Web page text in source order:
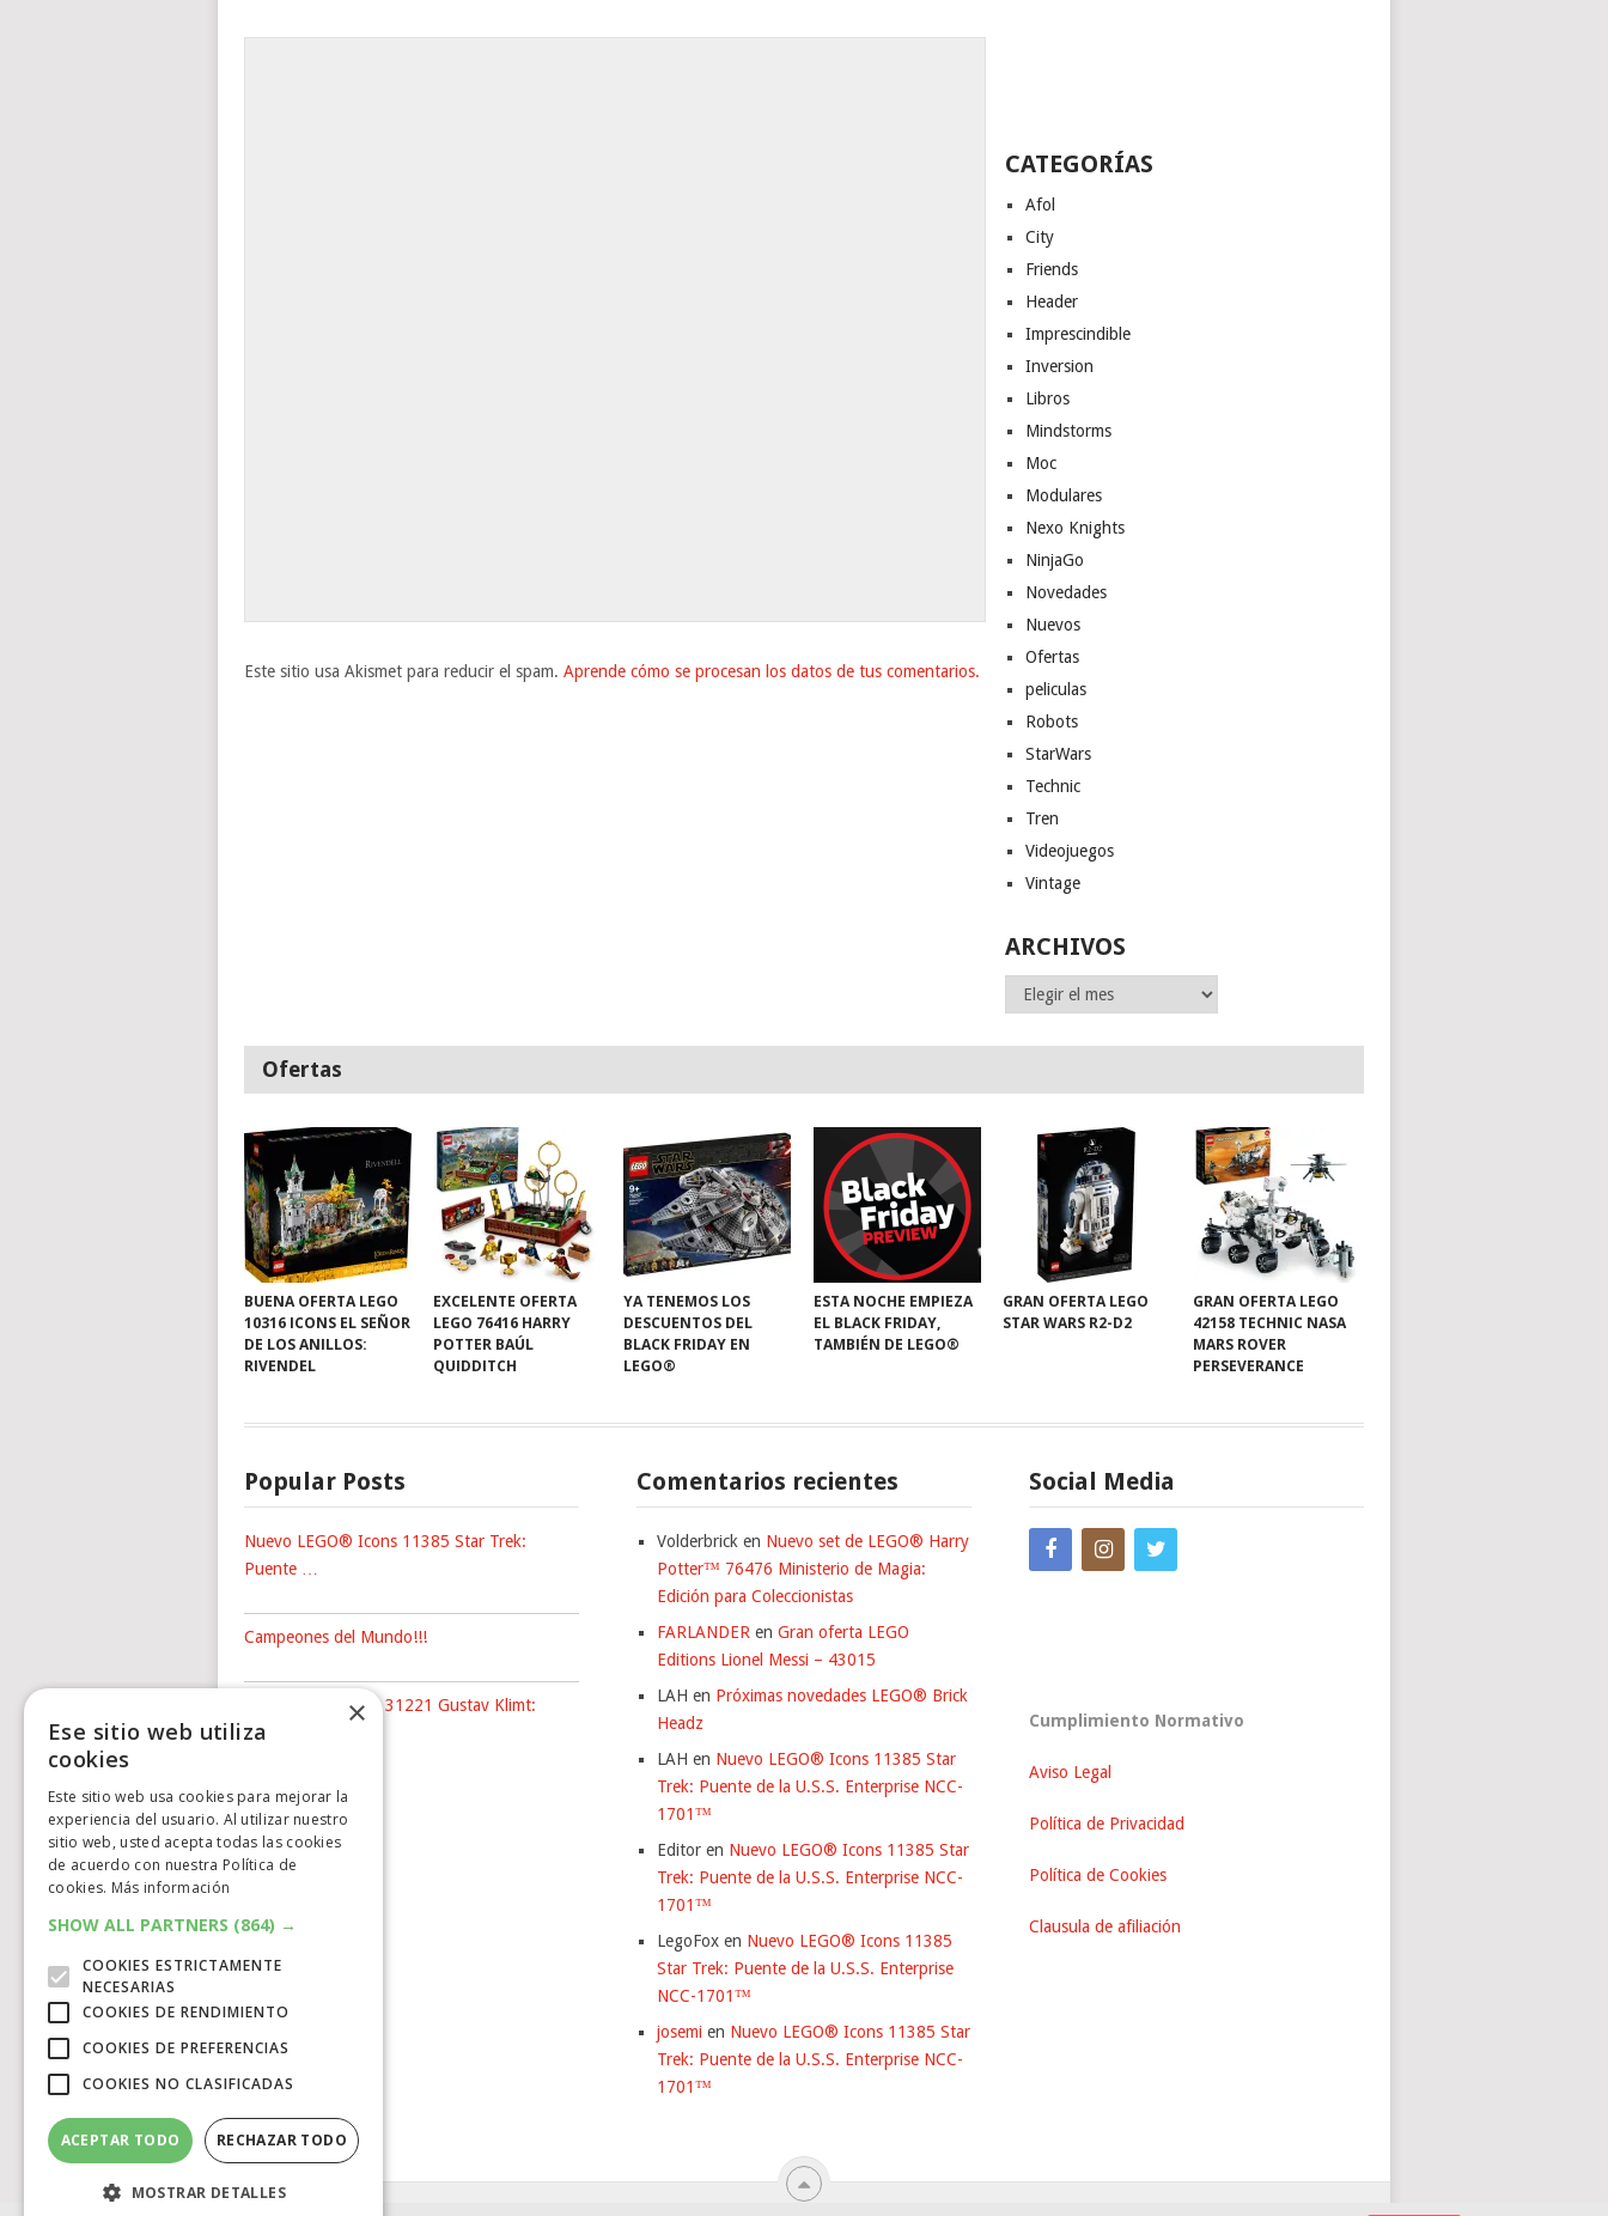
Este sitio usa Akismet para reducir el spam. Aprende cómo se procesan los datos de tus comentarios.
CATEGORÍAS
Afol
City
Friends
Header
Imprescindible
Inversion
Libros
Mindstorms
Moc
Modulares
Nexo Knights
NinjaGo
Novedades
Nuevos
Ofertas
peliculas
Robots
StarWars
Technic
Tren
Videojuegos
Vintage
ARCHIVOS
Archivos
Ofertas
BUENA OFERTA LEGO
10316 ICONS EL SEÑOR
DE LOS ANILLOS:
RIVENDEL
EXCELENTE OFERTA
LEGO 76416 HARRY
POTTER BAÚL
QUIDDITCH
YA TENEMOS LOS
DESCUENTOS DEL
BLACK FRIDAY EN
LEGO®
ESTA NOCHE EMPIEZA
EL BLACK FRIDAY,
TAMBIÉN DE LEGO®
GRAN OFERTA LEGO
STAR WARS R2-D2
GRAN OFERTA LEGO
42158 TECHNIC NASA
MARS ROVER
PERSEVERANCE
Popular Posts
Nuevo LEGO® Icons 11385 Star Trek:
Puente …
Campeones del Mundo!!!
Nuevo LEGO® Art 31221 Gustav Klimt:
The …
Comentarios recientes
Volderbrick en Nuevo set de LEGO® Harry
Potter™ 76476 Ministerio de Magia:
Edición para Coleccionistas
FARLANDER en Gran oferta LEGO
Editions Lionel Messi – 43015
LAH en Próximas novedades LEGO® Brick
Headz
LAH en Nuevo LEGO® Icons 11385 Star
Trek: Puente de la U.S.S. Enterprise NCC-
1701™
Editoren Nuevo LEGO® Icons 11385 Star
Trek: Puente de la U.S.S. Enterprise NCC-
1701™
LegoFoxen Nuevo LEGO® Icons 11385
Star Trek: Puente de la U.S.S. Enterprise
NCC-1701™
josemi en Nuevo LEGO® Icons 11385 Star
Trek: Puente de la U.S.S. Enterprise NCC-
1701™
Social Media
Cumplimiento Normativo
Aviso Legal
Política de Privacidad
Política de Cookies
Clausula de afiliación
×
Ese sitio web utiliza
cookies
Este sitio web usa cookies para mejorar la
experiencia del usuario. Al utilizar nuestro
sitio web, usted acepta todas las cookies
de acuerdo con nuestra Política de
cookies. Más información
SHOW ALL PARTNERS (864) →
COOKIES ESTRICTAMENTE
NECESARIAS
COOKIES DE RENDIMIENTO
COOKIES DE PREFERENCIAS
COOKIES NO CLASIFICADAS
ACEPTAR TODO RECHAZAR TODO
MOSTRAR DETALLES